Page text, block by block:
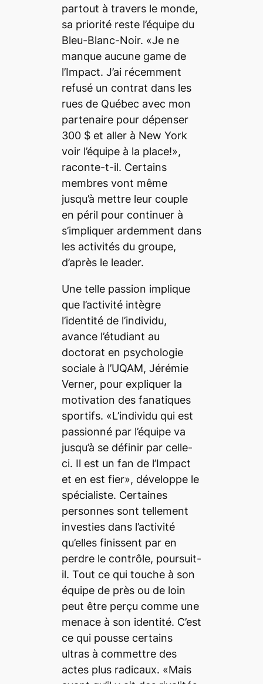
partout à travers le monde,
sa priorité reste l’équipe du
Bleu-Blanc-Noir. «Je ne
manque aucune game de
l’Impact. J’ai récemment
refusé un contrat dans les
rues de Québec avec mon
partenaire pour dépenser
300 $ et aller à New York
voir l’équipe à la place!»,
raconte-t-il. Certains
membres vont même
jusqu’à mettre leur couple
en péril pour continuer à
s’impliquer ardemment dans
les activités du groupe,
d’après le leader.
Une telle passion implique
que l’activité intègre
l’identité de l’individu,
avance l’étudiant au
doctorat en psychologie
sociale à l’UQAM, Jérémie
Verner, pour expliquer la
motivation des fanatiques
sportifs. «L’individu qui est
passionné par l’équipe va
jusqu’à se définir par celle-
ci. Il est un fan de l’Impact
et en est fier», développe le
spécialiste. Certaines
personnes sont tellement
investies dans l’activité
qu’elles finissent par en
perdre le contrôle, poursuit-
il. Tout ce qui touche à son
équipe de près ou de loin
peut être perçu comme une
menace à son identité. C’est
ce qui pousse certains
ultras à commettre des
actes plus radicaux. «Mais